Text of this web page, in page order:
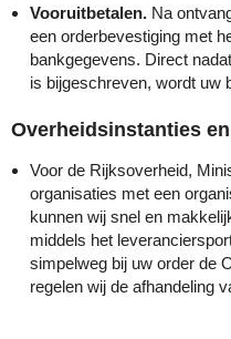
Lampen &
Mokken en glazen
Persoonlijke
Reisbenodigdheden
Schrijfwaren en
Fairtrade
Falcone
Fresh 'n Rebel
Grundig
HARIBO
USB Sticks
Veiligheidsartikelen
Kinderen, Peuters en
Lente
Onderwijs en opleiding
Pasen
Valentijn
Retail
Sport
Transport en logistiek
Vastgoed en makelaardij
Verenigingen
Vooruitbetalen. Na
een orderbevestiging met
bankgegevens. Direct
is bijgeschreven, wordt uw
Overheidsinstanties
Voor de Rijksoverheid,
organisaties met een
kunnen wij snel en
middels het
simpelweg bij uw order de
regelen wij de afhandeling